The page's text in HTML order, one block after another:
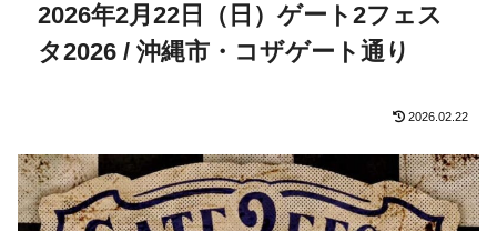
2026年2月22日（日）ゲート2フェス
タ2026 / 沖縄市・コザゲート通り
2026.02.22